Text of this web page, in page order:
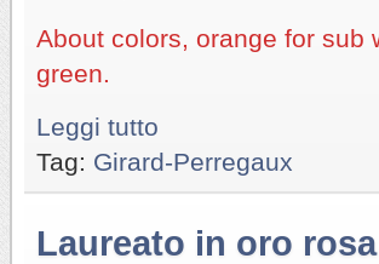
About colors, orange for sub
green.
Leggi tutto
Tag: Girard-Perregaux
Laureato in oro